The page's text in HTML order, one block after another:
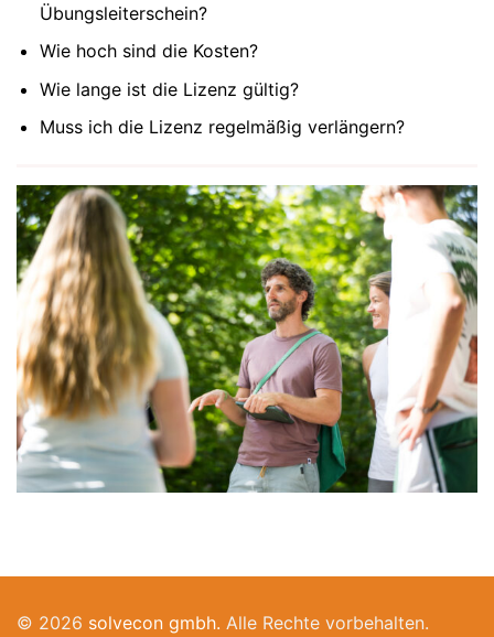
Übungsleiterschein?
Wie hoch sind die Kosten?
Wie lange ist die Lizenz gültig?
Muss ich die Lizenz regelmäßig verlängern?
© 2026 solvecon gmbh. Alle Rechte vorbehalten.